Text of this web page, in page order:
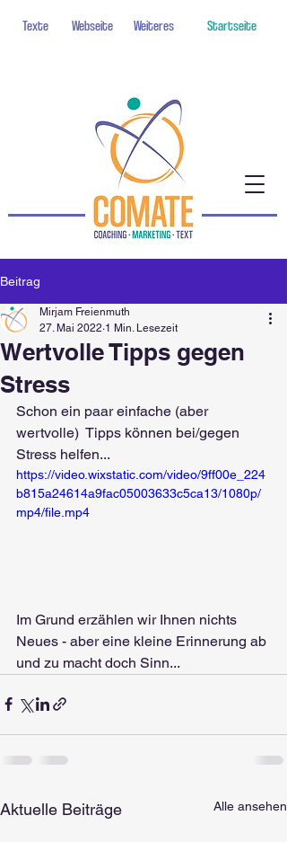
Startseite
Texte Webseite Weiteres
Beitrag
Wertvolle Tipps gegen
Stress
Mirjam Freienmuth
27. Mai 2022 1 Min. Lesezeit
Schon ein paar einfache (aber
wertvolle)  Tipps können bei/gegen
Stress helfen...
https://video.wixstatic.com/video/9ff00e_224
b815a24614a9fac05003633c5ca13/1080p/
mp4/file.mp4
Im Grund erzählen wir Ihnen nichts
Neues - aber eine kleine Erinnerung ab
und zu macht doch Sinn...
Aktuelle Beiträge Alle ansehen